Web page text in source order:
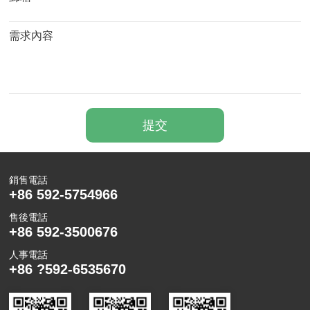
銷售電話
+86 592-5754966
售後電話
+86 592-3500676
人事電話
+86 ?592-6535670